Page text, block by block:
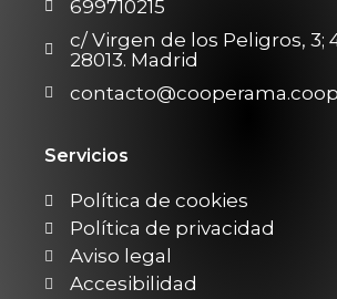
699710215
c/ Virgen de los Peligros, 3;
28013. Madrid
contacto@cooperama.coop
Servicios
Política de cookies
Política de privacidad
Aviso legal
Accesibilidad